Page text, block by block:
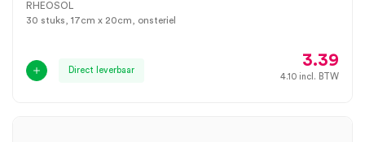
RHEOSOL
30 stuks, 17cm x 20cm, onsteriel
Direct leverbaar
3.39
4.10 incl. BTW